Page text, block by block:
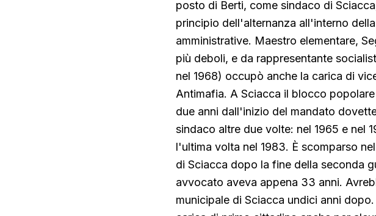
posto di Berti, come sindaco di
principio dell'alternanza all'interno
amministrative. Maestro elementare,
più deboli, e da rappresentante
nel 1968) occupò anche la carica di
Antimafia. A Sciacca il blocco
due anni dall'inizio del mandato
sindaco altre due volte: nel 1965 e nel
l'ultima volta nel 1983. È scomparso
di Sciacca dopo la fine della seconda
avvocato aveva appena 33 anni.
municipale di Sciacca undici anni